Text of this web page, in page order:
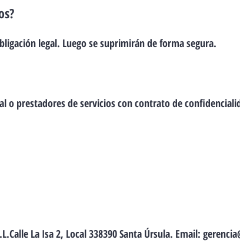
legal. Luego se suprimirán de forma segura.
o prestadores de servicios con contrato de
La Isa 2, Local 338390 Santa Úrsula. Email: